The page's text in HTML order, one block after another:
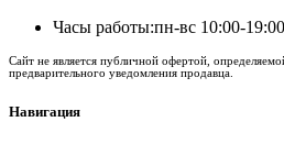
Часы работы:пн-вс 10:00-19:00
Сайт не является публичной офертой,
предварительного уведомления продавца.
Навигация